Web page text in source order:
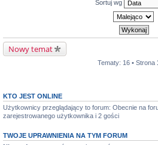
Sortuj wg
Nowy temat
Tematy: 16 • Strona 1
KTO JEST ONLINE
Użytkownicy przeglądający to forum: Obecnie na
zarejestrowanego użytkownika i 2 gości
TWOJE UPRAWNIENIA NA TYM FORUM